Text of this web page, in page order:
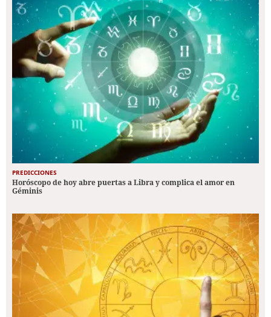
PREDICCIONES
Horóscopo de hoy abre puertas a Libra y complica el amor en
Géminis